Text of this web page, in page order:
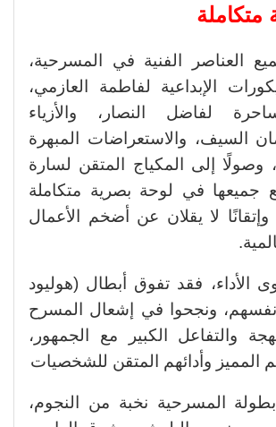
متكاملة
العناصر الفنية في المسرحية،
الإبداعية لفاطمة العازمي،
لفاضل النصار، والأزياء
السيف، والاستعراضات المبهرة
وصولًا إلى المكياج المتقن لسارة
جميعها في لوحة بصرية متكاملة
لا يقلان عن أضخم الأعمال
الأداء، فقد تفوق أبطال (هوليود
ونجحوا في إشعال المسرح
والتفاعل الكبير مع الجمهور،
وأدائهم المتقن للشخصيات
المسرحية نخبة من النجوم،